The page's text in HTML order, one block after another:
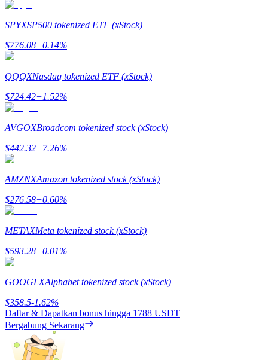
Mempertaruhkan
Pengembalian tinggi & akses instan
Launchpool
SPYXSP500 tokenized ETF (xStock)
$776.08+0.14%
QQQXNasdaq tokenized ETF (xStock)
$724.42+1.52%
AVGOXBroadcom tokenized stock (xStock)
$442.32+7.26%
AMZNXAmazon tokenized stock (xStock)
$276.58+0.60%
METAXMeta tokenized stock (xStock)
$593.28+0.01%
GOOGLXAlphabet tokenized stock (xStock)
$358.5-1.62%
Daftar & Dapatkan bonus hingga 1788 USDT
Bergabung Sekarang